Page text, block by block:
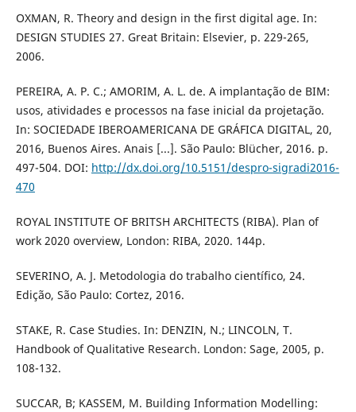
OXMAN, R. Theory and design in the first digital age. In:
DESIGN STUDIES 27. Great Britain: Elsevier, p. 229-265,
2006.
PEREIRA, A. P. C.; AMORIM, A. L. de. A implantação de BIM:
usos, atividades e processos na fase inicial da projetação.
In: SOCIEDADE IBEROAMERICANA DE GRÁFICA DIGITAL, 20,
2016, Buenos Aires. Anais [...]. São Paulo: Blücher, 2016. p.
497-504. DOI: http://dx.doi.org/10.5151/despro-sigradi2016-
470
ROYAL INSTITUTE OF BRITSH ARCHITECTS (RIBA). Plan of
work 2020 overview, London: RIBA, 2020. 144p.
SEVERINO, A. J. Metodologia do trabalho científico, 24.
Edição, São Paulo: Cortez, 2016.
STAKE, R. Case Studies. In: DENZIN, N.; LINCOLN, T.
Handbook of Qualitative Research. London: Sage, 2005, p.
108-132.
SUCCAR, B; KASSEM, M. Building Information Modelling: